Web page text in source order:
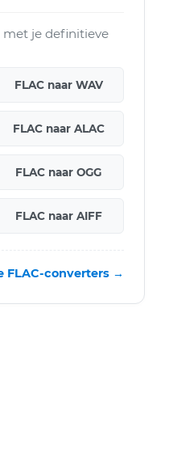
met je definitieve
FLAC naar WAV
FLAC naar ALAC
FLAC naar OGG
FLAC naar AIFF
FLAC-converters →